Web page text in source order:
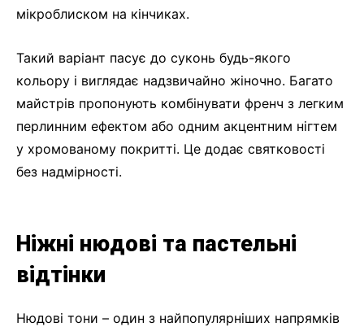
мікроблиском на кінчиках.
Такий варіант пасує до суконь будь-якого
кольору і виглядає надзвичайно жіночно. Багато
майстрів пропонують комбінувати френч з легким
перлинним ефектом або одним акцентним нігтем
у хромованому покритті. Це додає святковості
без надмірності.
Ніжні нюдові та пастельні
відтінки
Нюдові тони – один з найпопулярніших напрямків